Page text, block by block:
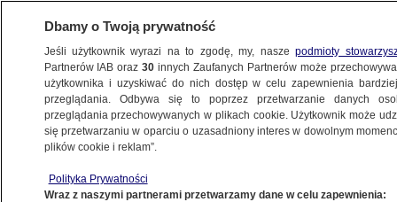
ŚWIAT
cztery osoby
Dbamy o Twoją prywatność
Jeśli użytkownik wyrazi na to zgodę, my, naszepodmioty
Partnerów IAB oraz30 innych Zaufanych Partnerów może
użytkownika i uzyskiwać do nich dostęp w celu zapewnienia
przeglądania. Odbywa się to poprzez przetwarzanie danych
przeglądania przechowywanych w plikach cookie. Użytkownik może
się przetwarzaniu w oparciu o uzasadniony interes w dowolnym
plików cookie i reklam”.
Polityka Prywatności
Wraz z naszymi partnerami przetwarzamy dane w celu zapewnienia: